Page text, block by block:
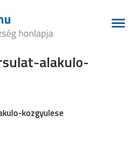
alakulo-
kozgyulese